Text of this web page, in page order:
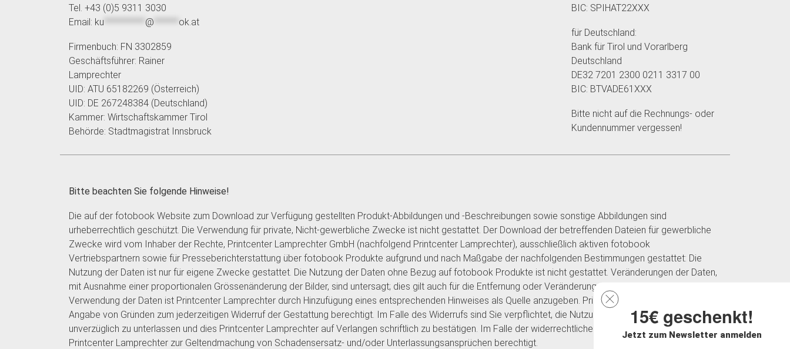
15€ geschenkt!
Jetzt zum Newsletter anmelden
Tel. +43 (0)5 9311 3030
Email: ku @ ok.at
Firmenbuch: FN 3302859
Geschäftsführer: Rainer
Lamprechter
UID: ATU 65182269 (Österreich)
UID: DE 267248384 (Deutschland)
Kammer: Wirtschaftskammer Tirol
Behörde: Stadtmagistrat Innsbruck
BIC: SPIHAT22XXX
für Deutschland:
Bank für Tirol und Vorarlberg
Deutschland
DE32 7201 2300 0211 3317 00
BIC: BTVADE61XXX
Bitte nicht auf die Rechnungs- oder
Kundennummer vergessen!
Bitte beachten Sie folgende Hinweise!
Die auf der fotobook Website zum Download zur Verfügung gestellten Produkt-Abbildungen und -Beschreibungen sowie sonstige Abbildungen sind
urheberrechtlich geschützt. Die Verwendung für private, Nicht-gewerbliche Zwecke ist nicht gestattet. Der Download der betreffenden Dateien für gewerbliche
Zwecke wird vom Inhaber der Rechte, Printcenter Lamprechter GmbH (nachfolgend Printcenter Lamprechter), ausschließlich aktiven fotobook
Vertriebspartnern sowie für Presseberichterstattung über fotobook Produkte aufgrund und nach Maßgabe der nachfolgenden Bestimmungen gestattet: Die
Nutzung der Daten ist nur für eigene Zwecke gestattet. Die Nutzung der Daten ohne Bezug auf fotobook Produkte ist nicht gestattet. Veränderungen der Daten,
mit Ausnahme einer proportionalen Grössenänderung der Bilder, sind untersagt; dies gilt auch für die Entfernung oder Veränderung von Bild- oder Textteilen. Bei
Verwendung der Daten ist Printcenter Lamprechter durch Hinzufügung eines entsprechenden Hinweises als Quelle anzugeben. Printcenter Lamprechter ist ohne
Angabe von Gründen zum jederzeitigen Widerruf der Gestattung berechtigt. Im Falle des Widerrufs sind Sie verpflichtet, die Nutzung der Fotografien
unverzüglich zu unterlassen und dies Printcenter Lamprechter auf Verlangen schriftlich zu bestätigen. Im Falle der widerrechtlichen Nutzung der Fotografien ist
Printcenter Lamprechter zur Geltendmachung von Schadensersatz- und/oder Unterlassungsansprüchen berechtigt.